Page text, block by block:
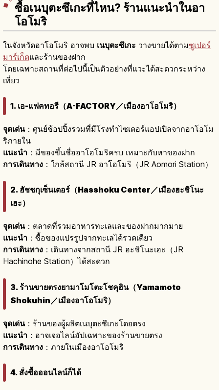
ซื้อเนบุตะซึเกะที่ไหน? ร้านแนะนำในอา
โอโมริ
ในจังหวัดอาโอโมริ อาจพบ เนบุตะซึเกะ วางขายได้ตามซูเปอร์
มาร์เก็ตและร้านของฝาก
โดยเฉพาะสถานที่ต่อไปนี้เป็นตัวอย่างที่แวะได้สะดวกระหว่าง
เที่ยว
1. เอ-แฟคทอรี（A-FACTORY／เมืองอาโอโมริ）
จุดเด่น：ศูนย์ช้อปปิ้งรวมที่มีโรงทำไซเดอร์แอปเปิลจากอาโอโม
ริภายใน
แนะนำ ：มีของขึ้นชื่ออาโอโมริครบ เหมาะกับหาของฝาก
การเดินทาง ：ใกล้สถานี JR อาโอโมริ（JR Aomori Station）
2. ฮัชชกุเซ็นเตอร์（Hasshoku Center／เมืองฮะชิโนะ
เฮะ）
จุดเด่น：ตลาดที่รวมอาหารทะเลและของฝากมากมาย
แนะนำ ：ซื้อของแปรรูปจากทะเลได้รวดเดียว
การเดินทาง ：เดินทางจากสถานี JR ฮะชิโนะเฮะ（JR
Hachinohe Station）ได้สะดวก
3. ร้านขายตรงยามาโมโตะโชคุฮิน（Yamamoto
Shokuhin／เมืองอาโอโมริ）
จุดเด่น：ร้านของผู้ผลิตเนบุตะซึเกะโดยตรง
แนะนำ ：อาจเจอไลน์อัปเฉพาะของร้านขายตรง
การเดินทาง ：ภายในเมืองอาโอโมริ
4. สั่งซื้อออนไลน์ก็ได้